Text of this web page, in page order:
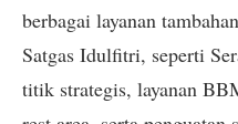
berbagai layanan
Satgas Idulfitri, seperti
titik strategis, layanan